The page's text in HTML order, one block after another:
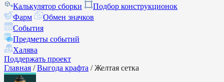
Калькулятор сборки
Подбор конструкционок
Фарм
Обмен значков
События
Предметы событий
Халява
Поддержать проект
Главная / Выгода крафта / Желтая сетка